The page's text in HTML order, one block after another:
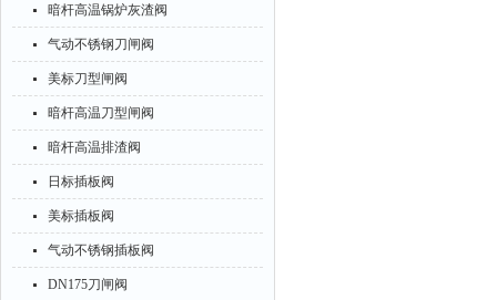
暗杆高温锅炉灰渣阀
气动不锈钢刀闸阀
美标刀型闸阀
暗杆高温刀型闸阀
暗杆高温排渣阀
日标插板阀
美标插板阀
气动不锈钢插板阀
DN175刀闸阀